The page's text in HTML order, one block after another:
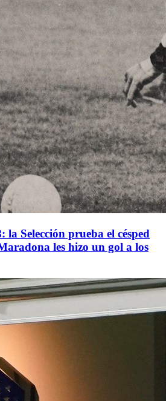
la Selección prueba el césped
les hizo un gol a los